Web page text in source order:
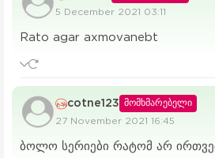
5 December 2021 03:11
Rato agar axmovanebt
cotne123 მომხმარებელი
27 November 2021 16:45
ბოლო სერიები რატომ არ